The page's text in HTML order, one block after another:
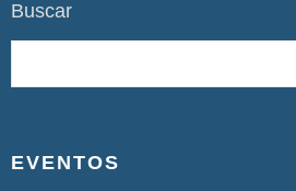
Buscar
EVENTOS